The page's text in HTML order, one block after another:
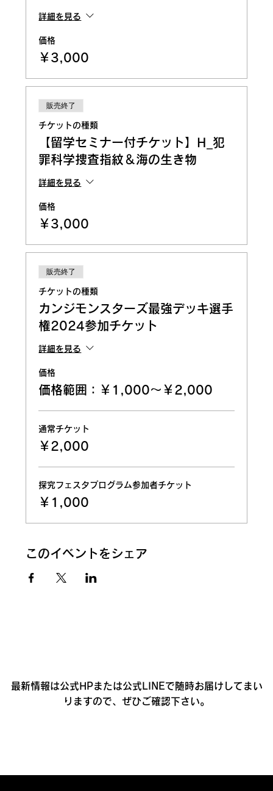
詳細を見る
価格
￥3,000
販売終了
チケットの種類
【留学セミナー付チケット】H_犯
罪科学捜査指紋＆海の生き物
詳細を見る
価格
￥3,000
販売終了
チケットの種類
カンジモンスターズ最強デッキ選手
権2024参加チケット
詳細を見る
価格
価格範囲：￥1,000〜￥2,000
通常チケット
￥2,000
探究フェスタプログラム参加者チケット
￥1,000
このイベントをシェア
最新情報は公式HPまたは公式LINEで随時お届けしてまい
りますので、ぜひご確認下さい。